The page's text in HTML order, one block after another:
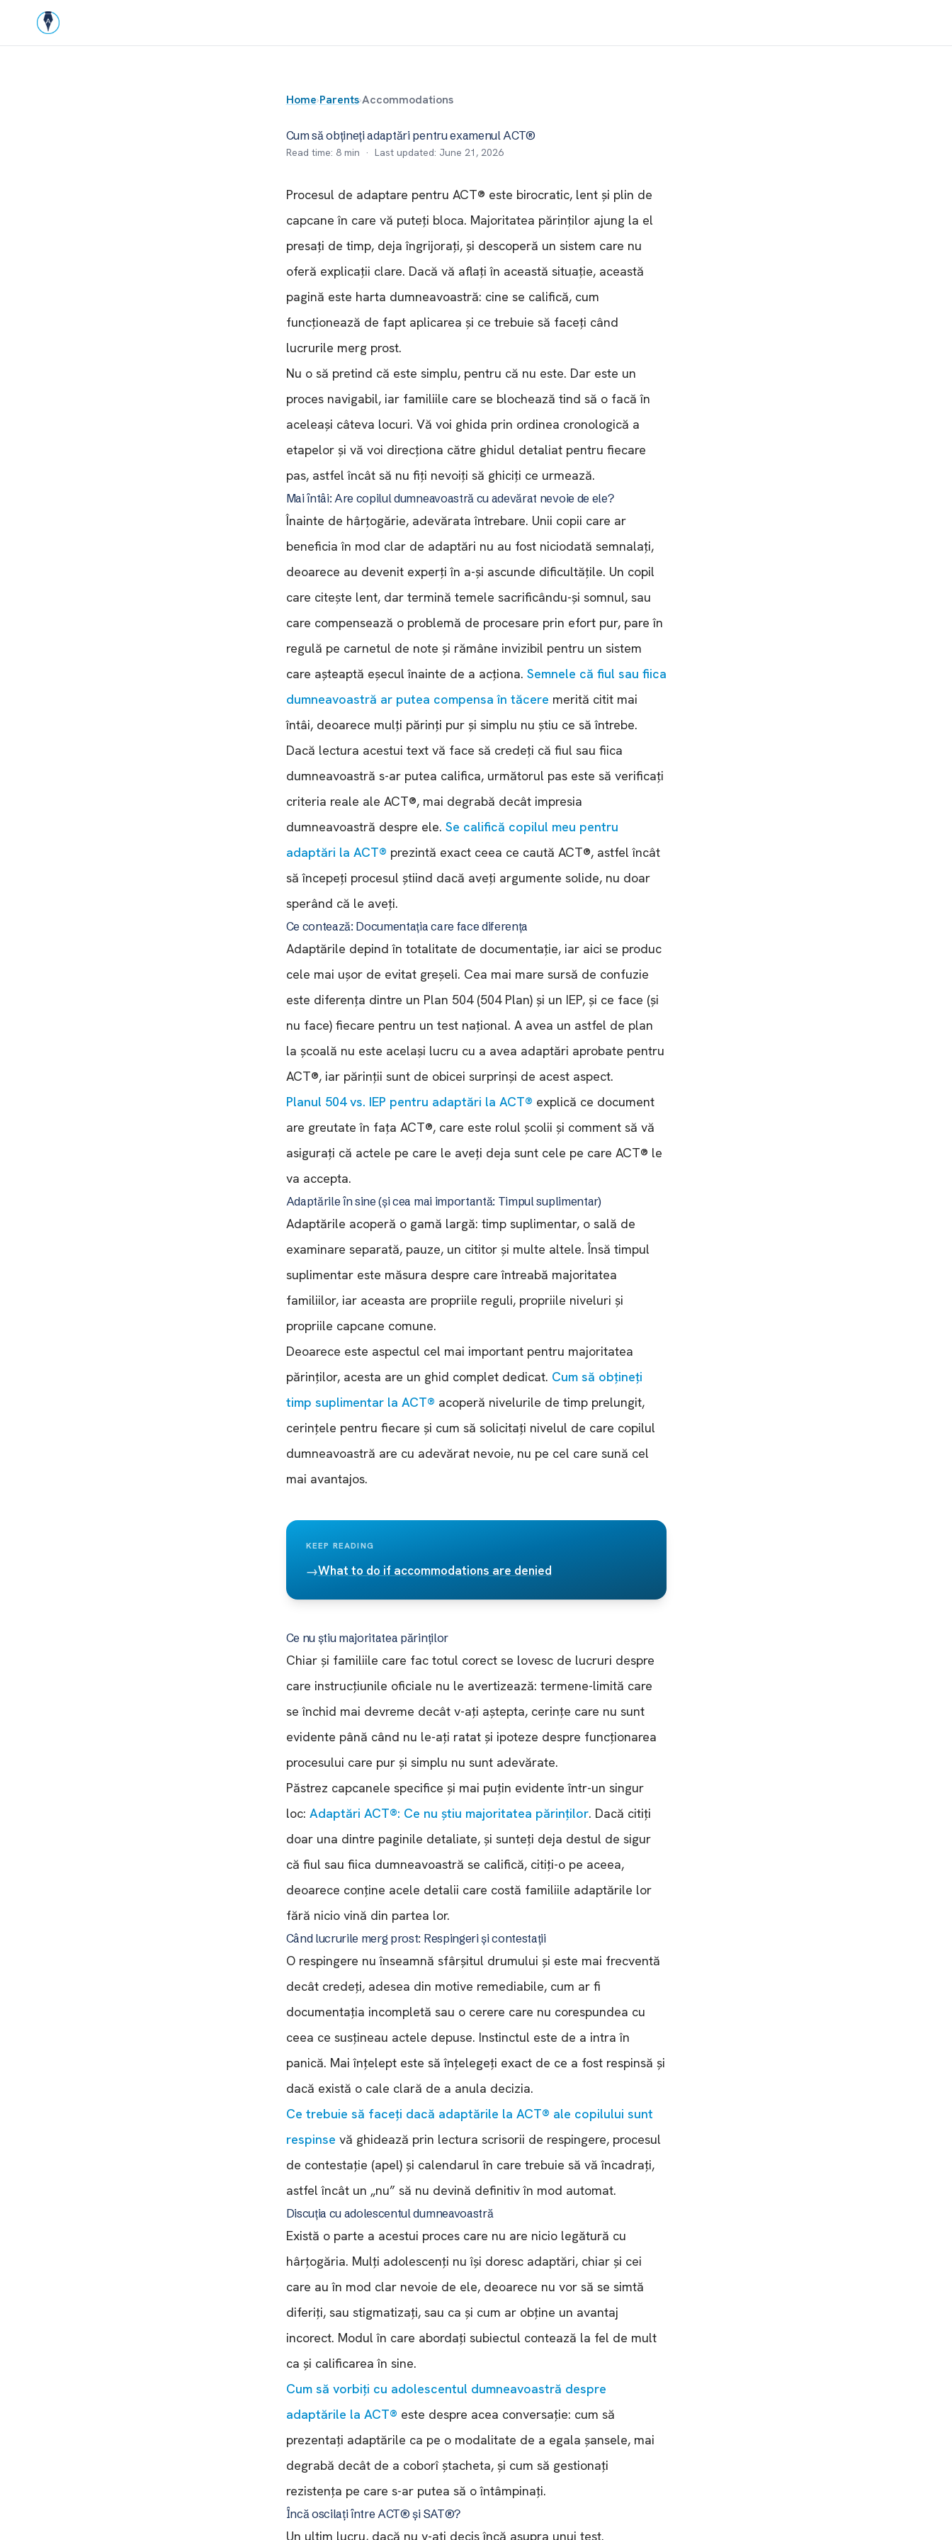
Home›Parents›Accommodations
Cum să obțineți adaptări pentru examenul ACT®
Read time: 8min · Last updated: June 21, 2026
Procesul de adaptare pentru ACT® este birocratic, lent și plin de
capcane în care vă puteți bloca. Majoritatea părinților ajung la el
presați de timp, deja îngrijorați, și descoperă un sistem care nu
oferă explicații clare. Dacă vă aflați în această situație, această
pagină este harta dumneavoastră: cine se califică, cum
funcționează de fapt aplicarea și ce trebuie să faceți când
lucrurile merg prost.
Nu o să pretind că este simplu, pentru că nu este. Dar este un
proces navigabil, iar familiile care se blochează tind să o facă în
aceleași câteva locuri. Vă voi ghida prin ordinea cronologică a
etapelor și vă voi direcționa către ghidul detaliat pentru fiecare
pas, astfel încât să nu fiți nevoiți să ghiciți ce urmează.
Mai întâi: Are copilul dumneavoastră cu adevărat nevoie de ele?
Înainte de hârțogărie, adevărata întrebare. Unii copii care ar
beneficia în mod clar de adaptări nu au fost niciodată semnalați,
deoarece au devenit experți în a-și ascunde dificultățile. Un copil
care citește lent, dar termină temele sacrificându-și somnul, sau
care compensează o problemă de procesare prin efort pur, pare în
regulă pe carnetul de note și rămâne invizibil pentru un sistem
care așteaptă eșecul înainte de a acționa. Semnele că fiul sau fiica
dumneavoastră ar putea compensa în tăcere merită citit mai
întâi, deoarece mulți părinți pur și simplu nu știu ce să întrebe.
Dacă lectura acestui text vă face să credeți că fiul sau fiica
dumneavoastră s-ar putea califica, următorul pas este să verificați
criteria reale ale ACT®, mai degrabă decât impresia
dumneavoastră despre ele. Se califică copilul meu pentru
adaptări la ACT® prezintă exact ceea ce caută ACT®, astfel încât
să începeți procesul știind dacă aveți argumente solide, nu doar
sperând că le aveți.
Ce contează: Documentația care face diferența
Adaptările depind în totalitate de documentație, iar aici se produc
cele mai ușor de evitat greșeli. Cea mai mare sursă de confuzie
este diferența dintre un Plan 504 (504 Plan) și un IEP, și ce face (și
nu face) fiecare pentru un test național. A avea un astfel de plan
la școală nu este același lucru cu a avea adaptări aprobate pentru
ACT®, iar părinții sunt de obicei surprinși de acest aspect.
Planul 504 vs. IEP pentru adaptări la ACT® explică ce document
are greutate în fața ACT®, care este rolul școlii și comment să vă
asigurați că actele pe care le aveți deja sunt cele pe care ACT® le
va accepta.
Adaptările în sine (și cea mai importantă: Timpul suplimentar)
Adaptările acoperă o gamă largă: timp suplimentar, o sală de
examinare separată, pauze, un cititor și multe altele. Însă timpul
suplimentar este măsura despre care întreabă majoritatea
familiilor, iar aceasta are propriile reguli, propriile niveluri și
propriile capcane comune.
Deoarece este aspectul cel mai important pentru majoritatea
părinților, acesta are un ghid complet dedicat. Cum să obțineți
timp suplimentar la ACT® acoperă nivelurile de timp prelungit,
cerințele pentru fiecare și cum să solicitați nivelul de care copilul
dumneavoastră are cu adevărat nevoie, nu pe cel care sună cel
mai avantajos.
KEEP READING
→What to do if accommodations are denied
Ce nu știu majoritatea părinților
Chiar și familiile care fac totul corect se lovesc de lucruri despre
care instrucțiunile oficiale nu le avertizează: termene-limită care
se închid mai devreme decât v-ați aștepta, cerințe care nu sunt
evidente până când nu le-ați ratat și ipoteze despre funcționarea
procesului care pur și simplu nu sunt adevărate.
Păstrez capcanele specifice și mai puțin evidente într-un singur
loc: Adaptări ACT®: Ce nu știu majoritatea părinților. Dacă citiți
doar una dintre paginile detaliate, și sunteți deja destul de sigur
că fiul sau fiica dumneavoastră se califică, citiți-o pe aceea,
deoarece conține acele detalii care costă familiile adaptările lor
fără nicio vină din partea lor.
Când lucrurile merg prost: Respingeri și contestații
O respingere nu înseamnă sfârșitul drumului și este mai frecventă
decât credeți, adesea din motive remediabile, cum ar fi
documentația incompletă sau o cerere care nu corespundea cu
ceea ce susțineau actele depuse. Instinctul este de a intra în
panică. Mai înțelept este să înțelegeți exact de ce a fost respinsă și
dacă există o cale clară de a anula decizia.
Ce trebuie să faceți dacă adaptările la ACT® ale copilului sunt
respinse vă ghidează prin lectura scrisorii de respingere, procesul
de contestație (apel) și calendarul în care trebuie să vă încadrați,
astfel încât un „nu” să nu devină definitiv în mod automat.
Discuția cu adolescentul dumneavoastră
Există o parte a acestui proces care nu are nicio legătură cu
hârțogăria. Mulți adolescenți nu își doresc adaptări, chiar și cei
care au în mod clar nevoie de ele, deoarece nu vor să se simtă
diferiți, sau stigmatizați, sau ca și cum ar obține un avantaj
incorect. Modul în care abordați subiectul contează la fel de mult
ca și calificarea în sine.
Cum să vorbiți cu adolescentul dumneavoastră despre
adaptările la ACT® este despre acea conversație: cum să
prezentați adaptările ca pe o modalitate de a egala șansele, mai
degrabă decât de a coborî ștacheta, și cum să gestionați
rezistența pe care s-ar putea să o întâmpinați.
Încă oscilați între ACT® și SAT®?
Un ultim lucru, dacă nu v-ați decis încă asupra unui test.